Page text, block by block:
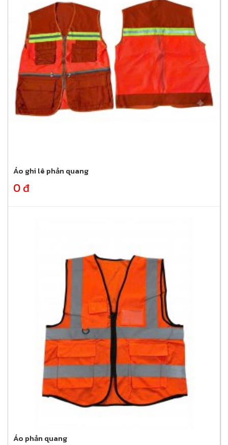
Áo ghi lê phản quang
0 đ
Áo phản quang